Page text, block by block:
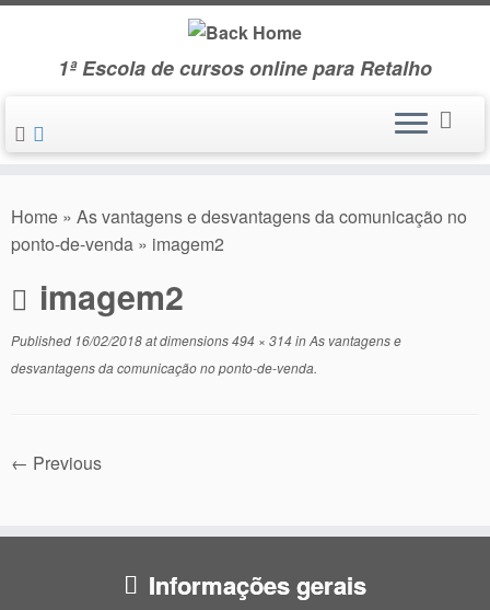
Skip
1ª Escola de cursos online para Retalho
Home » As vantagens e desvantagens da comunicação no
ponto-de-venda » imagem2
imagem2
Published 16/02/2018at dimensions494 × 314inAs vantagens e
desvantagens da comunicação no ponto-de-venda.
← Previous
Informações gerais